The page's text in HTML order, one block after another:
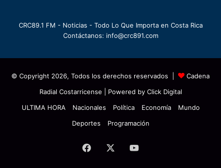
CRC89.1 FM - Noticias - Todo Lo Que Importa en Costa Rica
Contáctanos: info@crc891.com
© Copyright 2026, Todos los derechos reservados |
Cadena
Radial Costarricense | Powered by Click Digital
ULTIMA HORA
Nacionales Política Economía
Mundo
Deportes
Programación
Facebook YouTube